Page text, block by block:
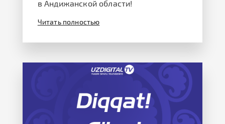
в Андижанской области!
Читать полностью